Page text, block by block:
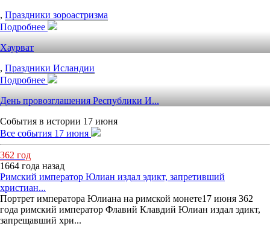
, Праздники зороастризма
Подробнее
Хаурват
, Праздники Исландии
Подробнее
День провозглашения Республики И...
События в истории 17 июня
Все события 17 июня
362 год
1664 года назад
Римский император Юлиан издал эдикт, запретивший
христиан...
Портрет императора Юлиана на римской монете17 июня 362
года римский император Флавий Клавдий Юлиан издал эдикт,
запрещавший хри...